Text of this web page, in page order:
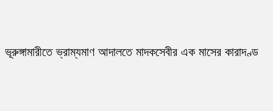
ভূরুঙ্গামারীতে ভ্রাম্যমাণ আদালতে মাদকসেবীর এক মাসের কারাদণ্ড